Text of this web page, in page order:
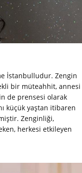
İstanbulludur. Zengin
bir müteahhit, annesi
de prensesi olarak
küçük yaştan itibaren
Zenginliği,
herkesi etkileyen